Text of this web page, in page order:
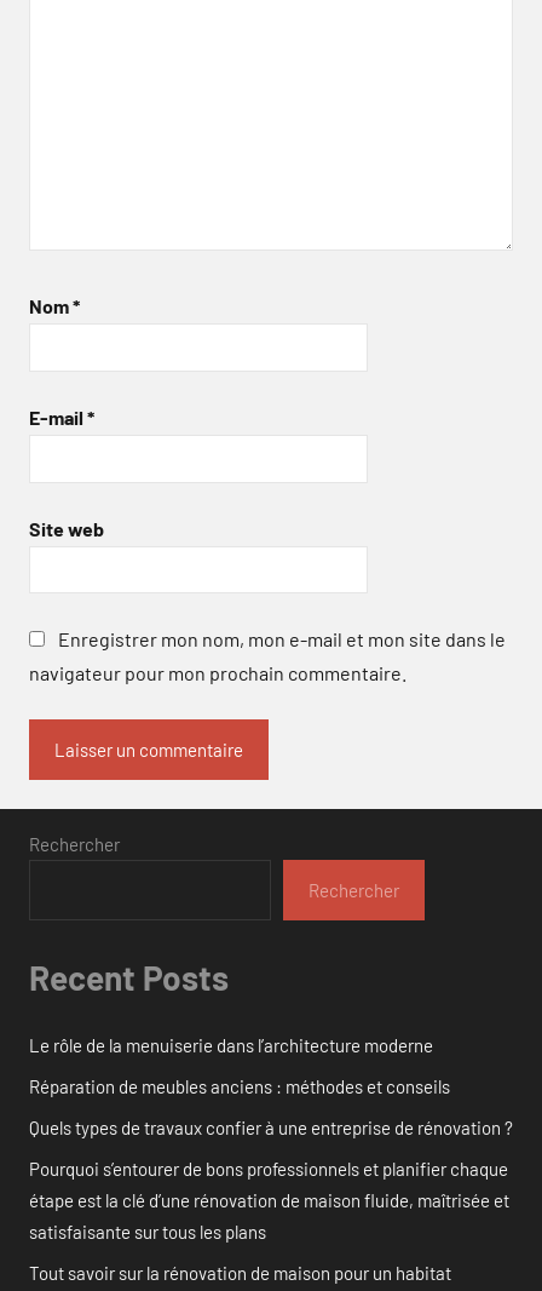
Nom*
E-mail *
Site web
Enregistrer mon nom, mon e-mail et mon site dans le
navigateur pour mon prochain commentaire.
Rechercher
Rechercher
Recent Posts
Le rôle de la menuiserie dans l’architecture moderne
Réparation de meubles anciens : méthodes et conseils
Quels types de travaux confier à une entreprise de rénovation ?
Pourquoi s’entourer de bons professionnels et planifier chaque
étape est la clé d’une rénovation de maison fluide, maîtrisée et
satisfaisante sur tous les plans
Tout savoir sur la rénovation de maison pour un habitat